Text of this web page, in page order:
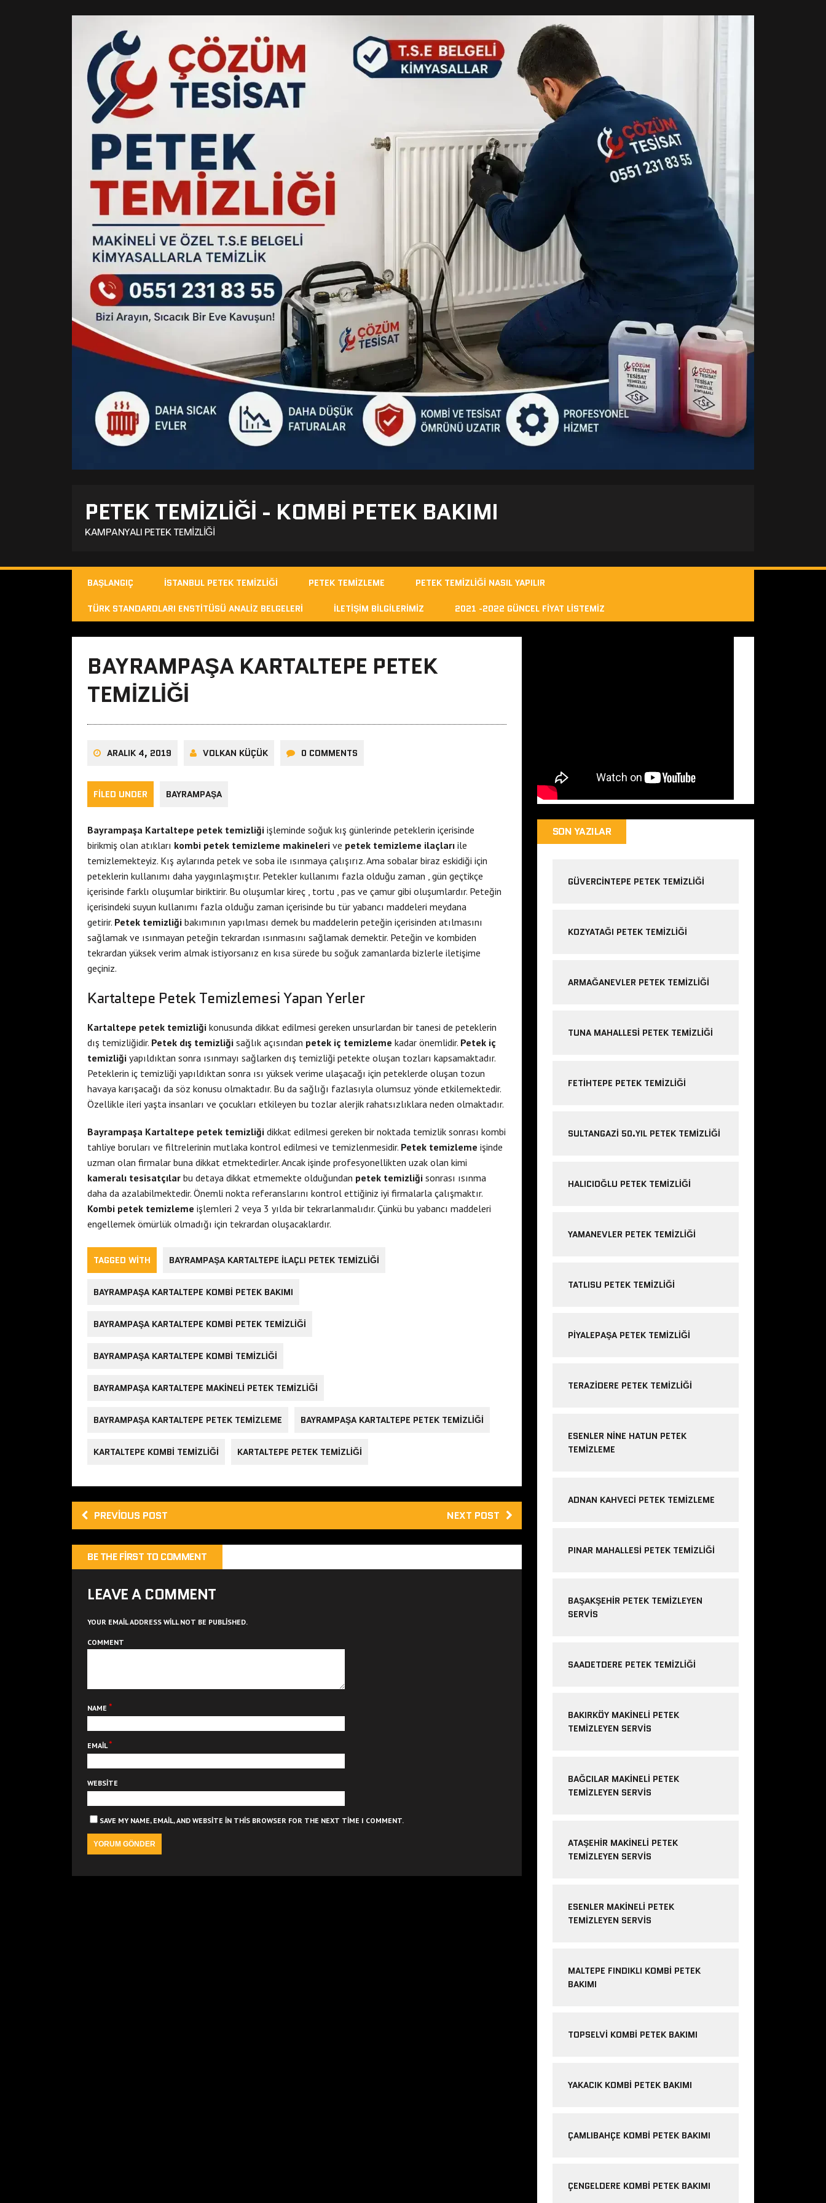
PETEK TEMIZLIĞI - KOMBI PETEK BAKIMI
KAMPANYALI PETEK TEMIZLIĞI
BAŞLANGIÇ İSTANBUL PETEK TEMIZLIĞI PETEK TEMIZLEME PETEK TEMIZLIĞI NASIL YAPILIR
TÜRK STANDARDLARI ENSTITÜSÜ ANALIZ BELGELERI İLETIŞIM BILGILERIMIZ 2021 -2022 GÜNCEL FIYAT LISTEMIZ
BAYRAMPAŞA KARTALTEPE PETEK
TEMIZLIĞI
ARALIK 4, 2019 VOLKAN KÜÇÜK 0 COMMENTS
FILED UNDER BAYRAMPAŞA
Bayrampaşa Kartaltepe petek temizliği işleminde soğuk kış günlerinde peteklerin içerisinde
birikmiş olan atıkları kombi petek temizleme makineleri ve petek temizleme ilaçları ile
temizlemekteyiz. Kış aylarında petek ve soba ile ısınmaya çalışırız. Ama sobalar biraz eskidiği için
peteklerin kullanımı daha yaygınlaşmıştır. Petekler kullanımı fazla olduğu zaman , gün geçtikçe
içerisinde farklı oluşumlar biriktirir. Bu oluşumlar kireç , tortu , pas ve çamur gibi oluşumlardır. Peteğin
içerisindeki suyun kullanımı fazla olduğu zaman içerisinde bu tür yabancı maddeleri meydana
getirir. Petek temizliği bakımının yapılması demek bu maddelerin peteğin içerisinden atılmasını
sağlamak ve ısınmayan peteğin tekrardan ısınmasını sağlamak demektir. Peteğin ve kombiden
tekrardan yüksek verim almak istiyorsanız en kısa sürede bu soğuk zamanlarda bizlerle iletişime
geçiniz.
Kartaltepe Petek Temizlemesi Yapan Yerler
Kartaltepe petek temizliği konusunda dikkat edilmesi gereken unsurlardan bir tanesi de peteklerin
dış temizliğidir. Petek dış temizliği sağlık açısından petek iç temizleme kadar önemlidir. Petek iç
temizliği yapıldıktan sonra ısınmayı sağlarken dış temizliği petekte oluşan tozları kapsamaktadır.
Peteklerin iç temizliği yapıldıktan sonra ısı yüksek verime ulaşacağı için peteklerde oluşan tozun
havaya karışacağı da söz konusu olmaktadır. Bu da sağlığı fazlasıyla olumsuz yönde etkilemektedir.
Özellikle ileri yaşta insanları ve çocukları etkileyen bu tozlar alerjik rahatsızlıklara neden olmaktadır.
Bayrampaşa Kartaltepe petek temizliği dikkat edilmesi gereken bir noktada temizlik sonrası kombi
tahliye boruları ve filtrelerinin mutlaka kontrol edilmesi ve temizlenmesidir. Petek temizleme işinde
uzman olan firmalar buna dikkat etmektedirler. Ancak işinde profesyonellikten uzak olan kimi
kameralı tesisatçılar bu detaya dikkat etmemekte olduğundan petek temizliği sonrası ısınma
daha da azalabilmektedir. Önemli nokta referanslarını kontrol ettiğiniz iyi firmalarla çalışmaktır.
Kombi petek temizleme işlemleri 2 veya 3 yılda bir tekrarlanmalıdır. Çünkü bu yabancı maddeleri
engellemek ömürlük olmadığı için tekrardan oluşacaklardır.
TAGGED WITH BAYRAMPAŞA KARTALTEPE ILAÇLI PETEK TEMIZLIĞI
BAYRAMPAŞA KARTALTEPE KOMBI PETEK BAKIMI
BAYRAMPAŞA KARTALTEPE KOMBI PETEK TEMIZLIĞI
BAYRAMPAŞA KARTALTEPE KOMBI TEMIZLIĞI
BAYRAMPAŞA KARTALTEPE MAKINELI PETEK TEMIZLIĞI
BAYRAMPAŞA KARTALTEPE PETEK TEMIZLEME BAYRAMPAŞA KARTALTEPE PETEK TEMIZLIĞI
KARTALTEPE KOMBI TEMIZLIĞI KARTALTEPE PETEK TEMIZLIĞI
PREVIOUS POST NEXT POST
BE THE FIRST TO COMMENT
LEAVE A COMMENT
YOUR EMAIL ADDRESS WILL NOT BE PUBLISHED.
COMMENT
NAME *
EMAIL*
WEBSITE
SAVE MY NAME, EMAIL, AND WEBSITE IN THIS BROWSER FOR THE NEXT TIME I COMMENT.
SON YAZILAR
GÜVERCINTEPE PETEK TEMIZLIĞI
KOZYATAĞI PETEK TEMIZLIĞI
ARMAĞANEVLER PETEK TEMIZLIĞI
TUNA MAHALLESI PETEK TEMIZLIĞI
FETIHTEPE PETEK TEMIZLIĞI
SULTANGAZI 50.YIL PETEK TEMIZLIĞI
HALICIOĞLU PETEK TEMIZLIĞI
YAMANEVLER PETEK TEMIZLIĞI
TATLISU PETEK TEMIZLIĞI
PIYALEPAŞA PETEK TEMIZLIĞI
TERAZIDERE PETEK TEMIZLIĞI
ESENLER NINE HATUN PETEK
TEMIZLEME
ADNAN KAHVECI PETEK TEMIZLEME
PINAR MAHALLESI PETEK TEMIZLIĞI
BAŞAKŞEHIR PETEK TEMIZLEYEN
SERVIS
SAADETDERE PETEK TEMIZLIĞI
BAKIRKÖY MAKINELI PETEK
TEMIZLEYEN SERVIS
BAĞCILAR MAKINELI PETEK
TEMIZLEYEN SERVIS
ATAŞEHIR MAKINELI PETEK
TEMIZLEYEN SERVIS
ESENLER MAKINELI PETEK
TEMIZLEYEN SERVIS
MALTEPE FINDIKLI KOMBI PETEK
BAKIMI
TOPSELVI KOMBI PETEK BAKIMI
YAKACIK KOMBI PETEK BAKIMI
ÇAMLIBAHÇE KOMBI PETEK BAKIMI
ÇENGELDERE KOMBI PETEK BAKIMI